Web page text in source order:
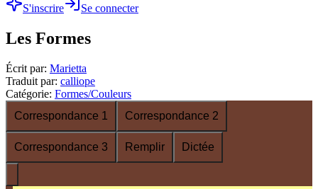
S'inscrire Se connecter
Les Formes
Écrit par: Marietta
Traduit par: calliope
Catégorie: Formes/Couleurs
Correspondance 1
Correspondance 2
Correspondance 3 Remplir Dictée